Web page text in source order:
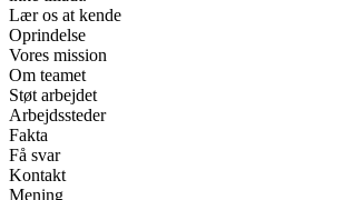
Lær os at kende
Oprindelse
Vores mission
Om teamet
Støt arbejdet
Arbejdssteder
Fakta
Få svar
Kontakt
Mening